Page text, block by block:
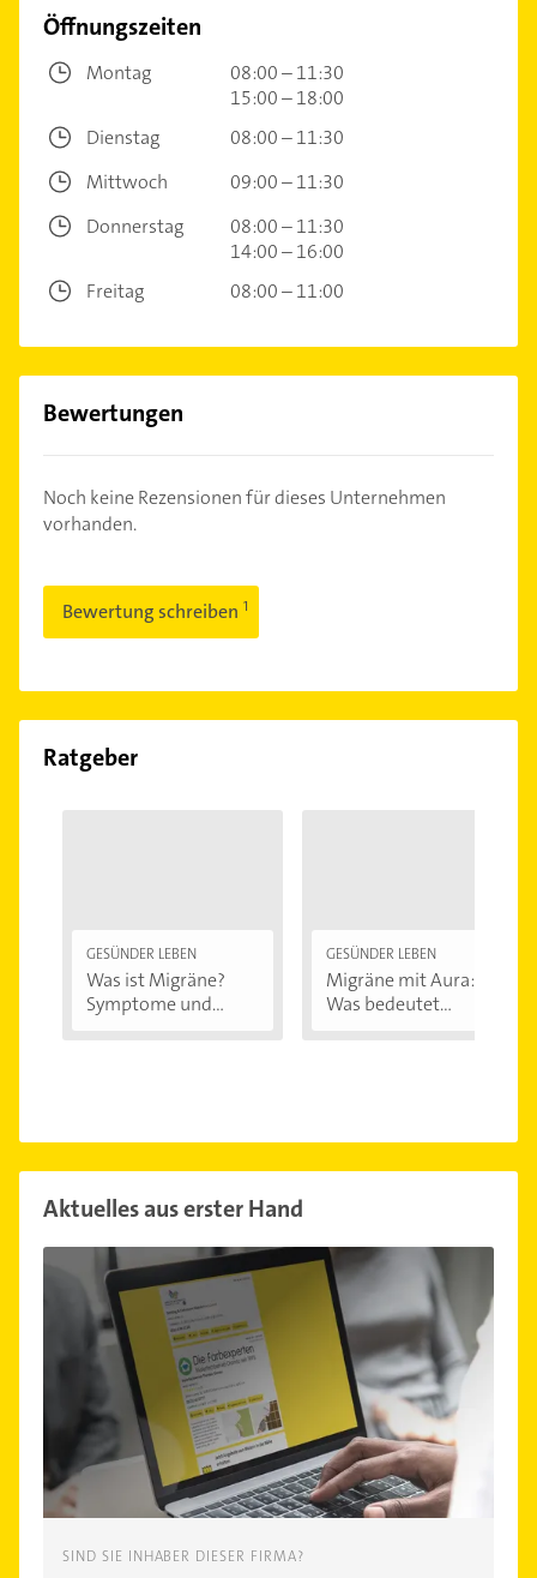
Öffnungszeiten
Montag
08:00 – 11:30
15:00 – 18:00
Dienstag
08:00 – 11:30
Mittwoch
09:00 – 11:30
Donnerstag
08:00 – 11:30
14:00 – 16:00
Freitag
08:00 – 11:00
Bewertungen
Noch keine Rezensionen für dieses Unternehmen
vorhanden.
Bewertung schreiben
Ratgeber
GESÜNDER LEBEN
Was ist Migräne?
Symptome und...
GESÜNDER LEBEN
Migräne mit Aura:
Was bedeutet...
Aktuelles aus erster Hand
SIND SIE INHABER DIESER FIRMA?